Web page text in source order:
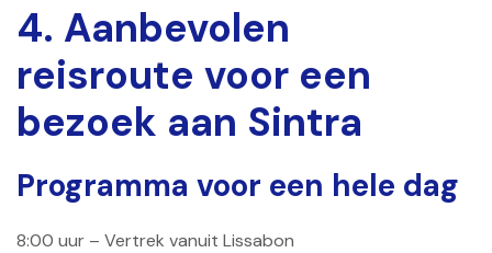
4. Aanbevolen
reisroute voor een
bezoek aan Sintra
Programma voor een hele dag
8:00 uur – Vertrek vanuit Lissabon